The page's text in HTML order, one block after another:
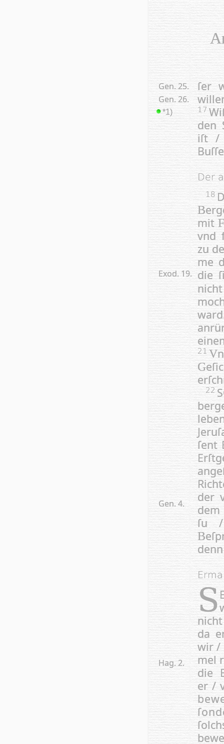
Gen. 25.
Gen. 26.
*1)
ſer
17
den
iſt
Der
Exod. 19.
18
B
mit F
vnd
zu
me
die
21 V
G
Gen. 4.
22
ſent
der
dem
ſu
B
Hag. 2.
S
da
wir /
mel
die
er /